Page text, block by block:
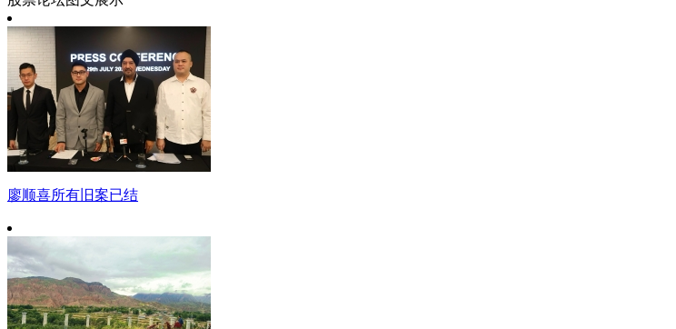
廖顺喜所有旧案已结